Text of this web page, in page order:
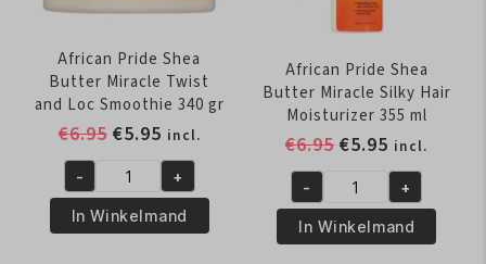
African Pride Shea
Butter Miracle Twist
and Loc Smoothie 340 gr
€6.95 Oorspronkelijke
was:
€6.95.
€5.95Huidige
prijs
is:
€5.95.
incl.
African
Pride
Shea
- +
In Winkelmand
African Pride Shea
Butter Miracle Silky Hair
Moisturizer 355 ml
€6.95
was:
€6.95.
€5.95 Huidige
prijs
is:
€5.95.
incl.
African
Pride
Shea
- +
In Winkelmand